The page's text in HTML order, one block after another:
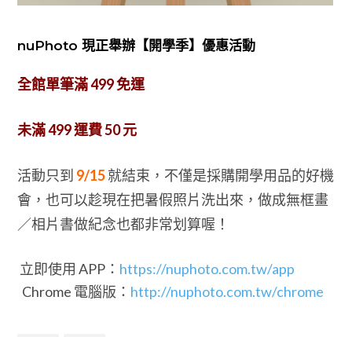
nuPhoto 現正舉辦【開學季】優惠活動
全館單筆滿 499 免運
未滿 499 運費 50 元
活動只到 9/15就結束，不僅是採購開學用品的好機
會，也可以趁現在把暑假照片洗出來，做成無框畫
／相片書做紀念也都非常划算喔！
立即使用 APP： https://nuphoto.com.tw/app
Chrome 電腦版： http://nuphoto.com.tw/chrome